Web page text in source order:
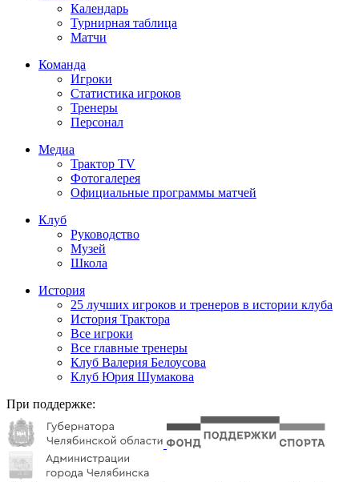
Календарь
Турнирная таблица
Матчи
Команда
Игроки
Статистика игроков
Тренеры
Персонал
Медиа
Трактор TV
Фотогалерея
Официальные программы матчей
Клуб
Руководство
Музей
Школа
История
25 лучших игроков и тренеров в истории клуба
История Трактора
Все игроки
Все главные тренеры
Клуб Валерия Белоусова
Клуб Юрия Шумакова
При поддержке: